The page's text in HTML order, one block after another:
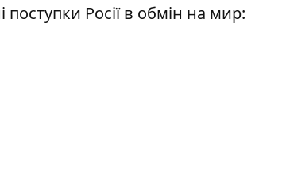
поступки Росії в обмін на мир: